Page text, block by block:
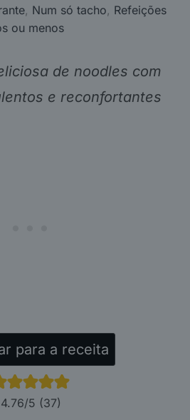
, Num só tacho, Refeições
ou menos
de noodles com
e reconfortantes
para a receita
4.76/5 (37)